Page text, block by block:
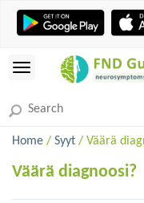
Home / Syyt / Väärä
Väärä diagnoosi?